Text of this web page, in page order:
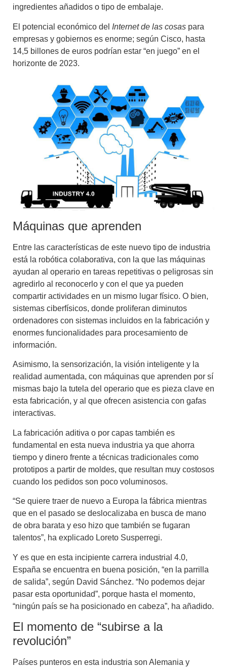
ingredientes añadidos o tipo de embalaje.
El potencial económico del Internet de las cosas para
empresas y gobiernos es enorme; según Cisco, hasta
14,5 billones de euros podrían estar “en juego” en el
horizonte de 2023.
Máquinas que aprenden
Entre las características de este nuevo tipo de industria
está la robótica colaborativa, con la que las máquinas
ayudan al operario en tareas repetitivas o peligrosas sin
agredirlo al reconocerlo y con el que ya pueden
compartir actividades en un mismo lugar físico. O bien,
sistemas ciberfísicos, donde proliferan diminutos
ordenadores con sistemas incluidos en la fabricación y
enormes funcionalidades para procesamiento de
información.
Asimismo, la sensorización, la visión inteligente y la
realidad aumentada, con máquinas que aprenden por sí
mismas bajo la tutela del operario que es pieza clave en
esta fabricación, y al que ofrecen asistencia con gafas
interactivas.
La fabricación aditiva o por capas también es
fundamental en esta nueva industria ya que ahorra
tiempo y dinero frente a técnicas tradicionales como
prototipos a partir de moldes, que resultan muy costosos
cuando los pedidos son poco voluminosos.
“Se quiere traer de nuevo a Europa la fábrica mientras
que en el pasado se deslocalizaba en busca de mano
de obra barata y eso hizo que también se fugaran
talentos”, ha explicado Loreto Susperregi.
Y es que en esta incipiente carrera industrial 4.0,
España se encuentra en buena posición, “en la parrilla
de salida”, según David Sánchez. “No podemos dejar
pasar esta oportunidad”, porque hasta el momento,
“ningún país se ha posicionado en cabeza”, ha añadido.
El momento de “subirse a la
revolución”
Países punteros en esta industria son Alemania y